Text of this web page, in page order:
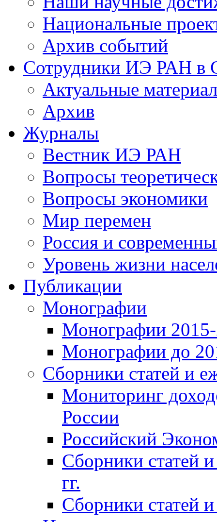
Национальные
Архив событий
Сотрудники ИЭ РАН
Актуальные
Архив
Журналы
Вестник ИЭ РАН
Вопросы
Вопросы экономики
Мир перемен
Россия и
Уровень жизни
Публикации
Монографии
Монографии 2015-
Монографии до
Сборники статей и
Мониторинг
России
Российский
Сборники статей
гг.
Сборники статей